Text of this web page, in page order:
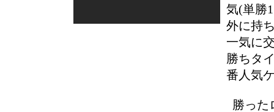
気(単勝
外に持
一気に
勝ちタ
番人気
勝った